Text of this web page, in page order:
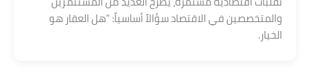
والمتخصصين في الاقتصاد سؤالاً أساسياً: “هل العقار هو
الخيار.